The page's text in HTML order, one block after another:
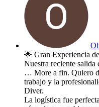
​🌟 Gran Experiencia
​Nuestra reciente
… More a fin. Quiero
trabajo y la
Diver.
​La logística fue